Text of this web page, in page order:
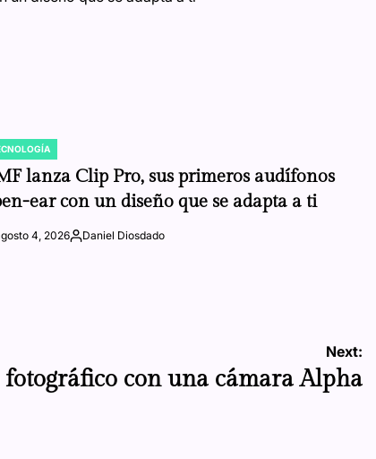
lanza Clip Pro, sus primeros audífonos
ear con un diseño que se adapta a ti
4, 2026Posted
Daniel Diosdado
Next:
con una cámara Alpha